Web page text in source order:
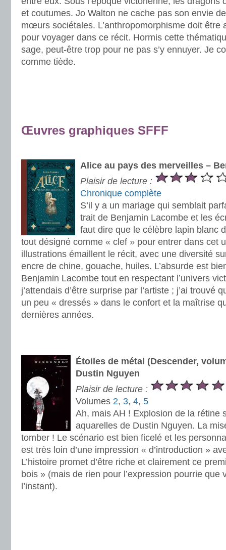
et coutumes. Jo Walton ne cache pas son envie
mœurs sociétales. L’anthropomorphisme doit être
pour voyager dans ce récit. Hormis cette
sage, peut-être trop pour ne pas s’y ennuyer. Je
comme tiède.
Œuvres graphiques SFFF
Alice au pays des merveilles –
Plaisir de lecture :
Chronique complète
S’il y a un mariage qui semblait
trait de Benjamin Lacombe et les
faut dire que le célèbre lapin blanc
tout désigné comme « clef » pour entrer dans cet
illustrations émaillent le récit, avec une diversité
encre de chine, gouache, huiles. L’absurde est
Benjamin Lacombe tout en respectant l’univers
j’attendais d’être surprise par l’artiste ; j’ai trouvé
un peu « dressés » dans le confort et la maîtrise
dernières années.
Étoiles de métal (Descender,
Dustin Nguyen
Plaisir de lecture :
Volumes 2, 3, 4, 5
Ah, mais AH ! Explosion de la rétine
aquarelles de Dustin Nguyen. La
tomber ! Le scénario est bien ficelé et les
est très loin d’une impression « d’introduction »
L’histoire promet d’être riche et clairement ce
bois » (mais de rien pour l’expression pourrie que
l’instant).